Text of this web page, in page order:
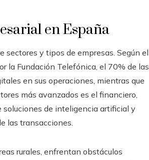
en España
sectores y tipos de empresas. Según el
la Fundación Telefónica, el 70% de las
en sus operaciones, mientras que
más avanzados es el financiero,
de inteligencia artificial y
las transacciones.
rurales, enfrentan obstáculos